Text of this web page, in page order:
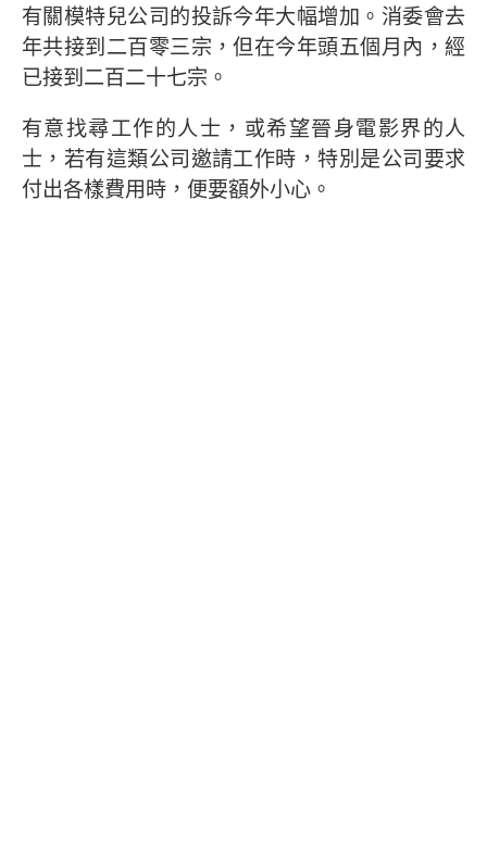
有關模特兒公司的投訴今年大幅增加。消委會去
年共接到二百零三宗，但在今年頭五個月內，經
已接到二百二十七宗。
有意找尋工作的人士，或希望晉身電影界的人
士，若有這類公司邀請工作時，特別是公司要求
付出各樣費用時，便要額外小心。